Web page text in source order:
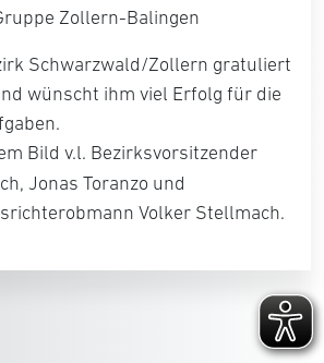
Zollern-Balingen
Schwarzwald/Zollern gratuliert
wünscht ihm viel Erfolg für die
Bild v.l. Bezirksvorsitzender
Jonas Toranzo und
Volker Stellmach.